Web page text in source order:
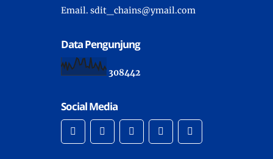
Email. sdit_chains@ymail.com
Data Pengunjung
308442
Social Media